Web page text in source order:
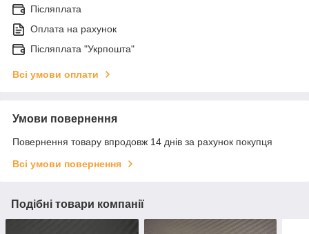
Післяплата
Оплата на рахунок
Післяплата "Укрпошта"
Всі умови оплати
Умови повернення
Повернення товару впродовж 14 днів за рахунок покупця
Всі умови повернення
Подібні товари компанії